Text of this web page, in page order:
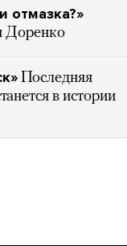
отмазка?»
Доренко
Последняя
в истории